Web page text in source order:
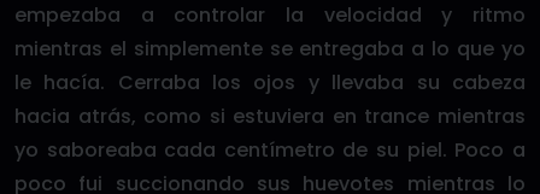
empezaba a controlar la velocidad y ritmo
mientras el simplemente se entregaba a lo que yo
le hacía. Cerraba los ojos y llevaba su cabeza
hacia atrás, como si estuviera en trance mientras
yo saboreaba cada centímetro de su piel. Poco a
poco fui succionando sus huevotes mientras lo